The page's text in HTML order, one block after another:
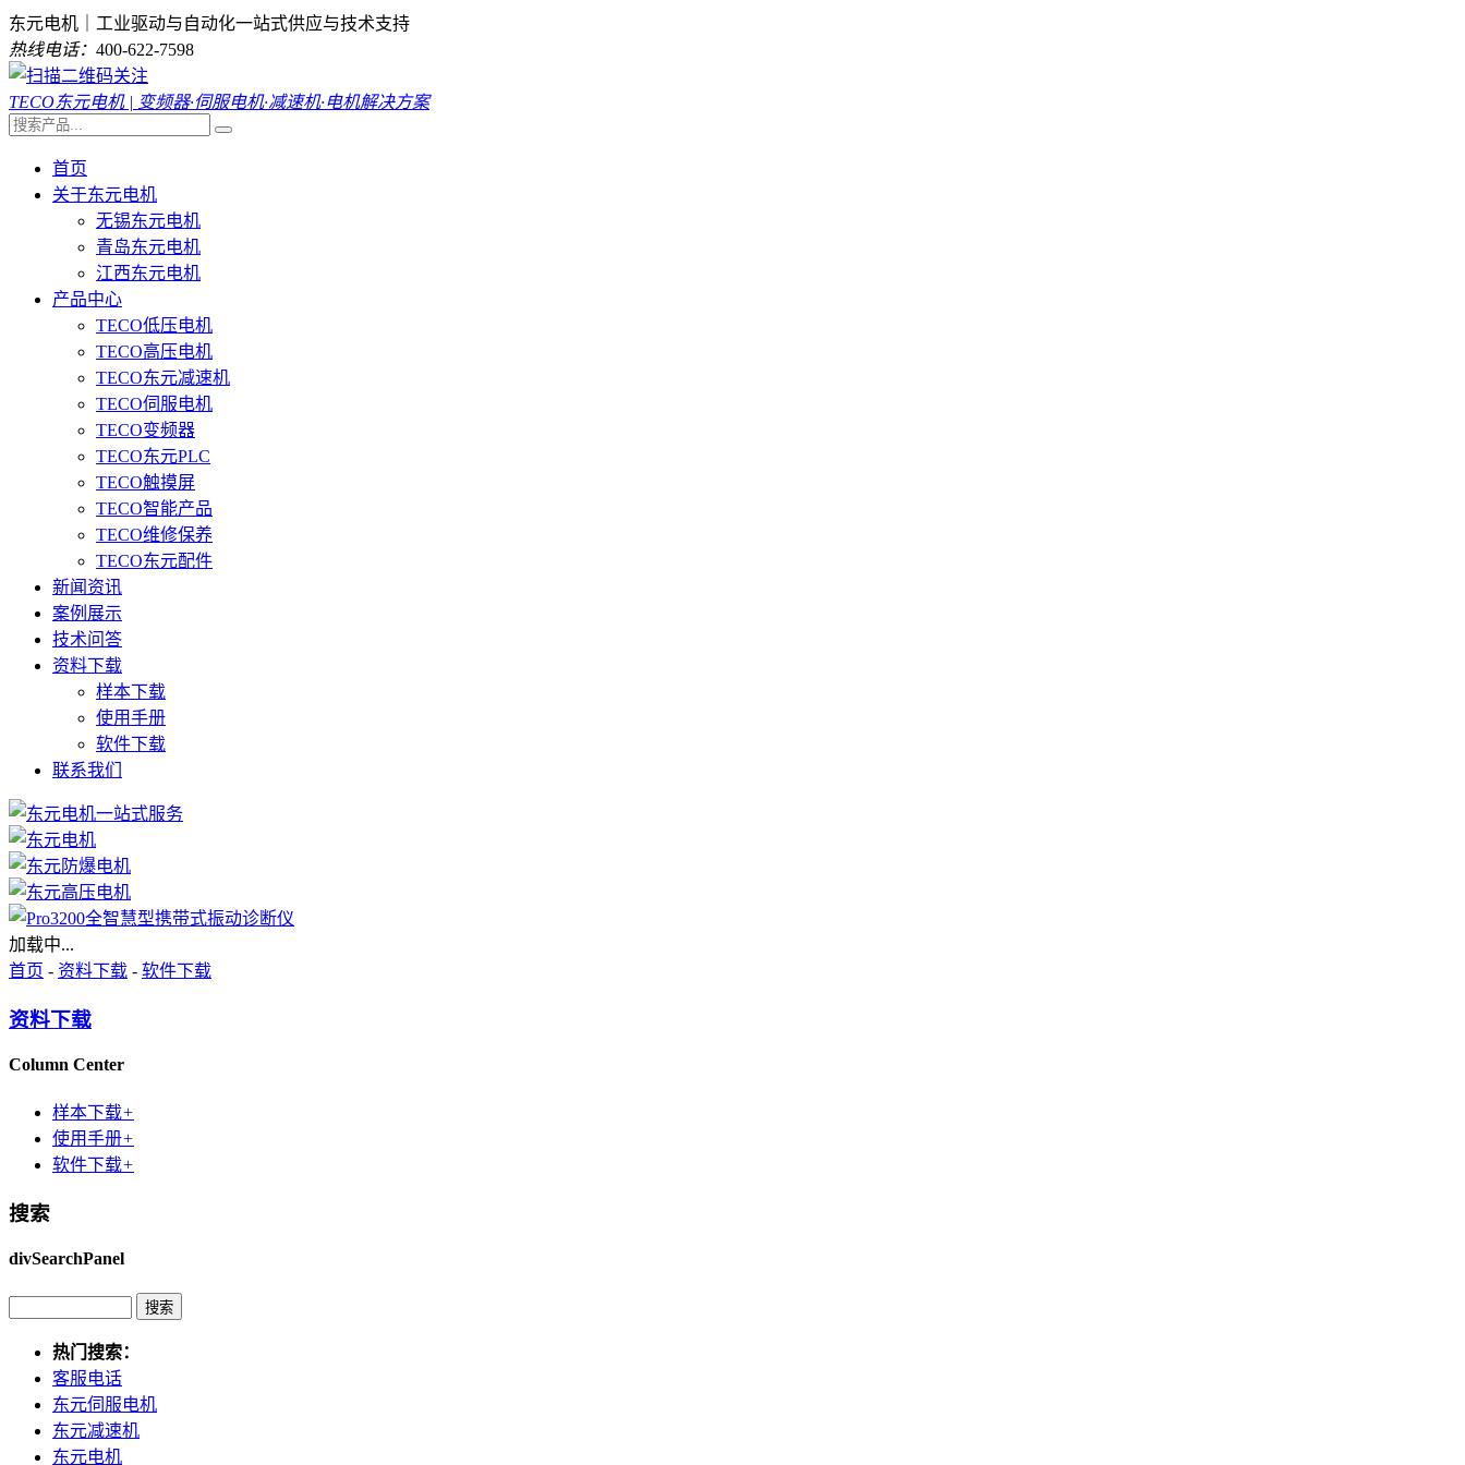
东元电机｜工业驱动与自动化一站式供应与技术支持
热线电话： 400-622-7598
TECO东元电机 | 变频器·伺服电机·减速机·电机解决方案
首页
关于东元电机
无锡东元电机
青岛东元电机
江西东元电机
产品中心
TECO低压电机
TECO高压电机
TECO东元减速机
TECO伺服电机
TECO变频器
TECO东元PLC
TECO触摸屏
TECO智能产品
TECO维修保养
TECO东元配件
新闻资讯
案例展示
技术问答
资料下载
样本下载
使用手册
软件下载
联系我们
加载中...
首页 - 资料下载 - 软件下载
资料下载
Column Center
样本下载+
使用手册+
软件下载+
搜索
divSearchPanel
热门搜索：
客服电话
东元伺服电机
东元减速机
东元电机